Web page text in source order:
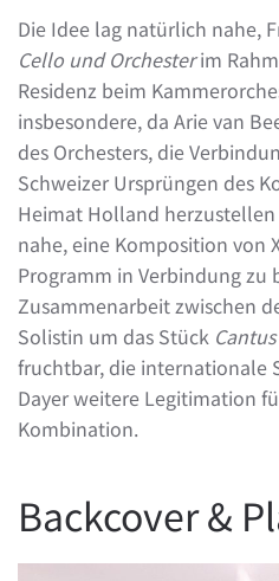
Die Idee lag natürlich nahe,
Cello und Orchesterim
Residenz beim
insbesondere, da Arie van
des Orchesters, die
Schweizer Ursprüngen des
Heimat Holland
nahe, eine Komposition von
Programm in Verbindung zu
Zusammenarbeit zwischen
Solistin um das Stück
fruchtbar, die internationale
Dayer weitere Legitimation
Kombination.
Backcover &